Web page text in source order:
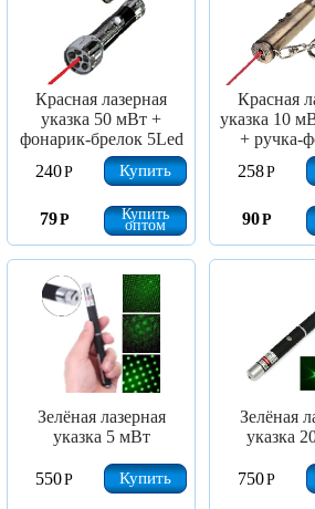
Красная лазерная
указка 50 мВт +
фонарик-брелок 5Led
240Р Купить
79Р Купить
оптом
Красная
указка 10
+ ручка-
258Р
90Р
Зелёная лазерная
указка 5 мВт
550Р Купить
Зелёная
указка
750Р